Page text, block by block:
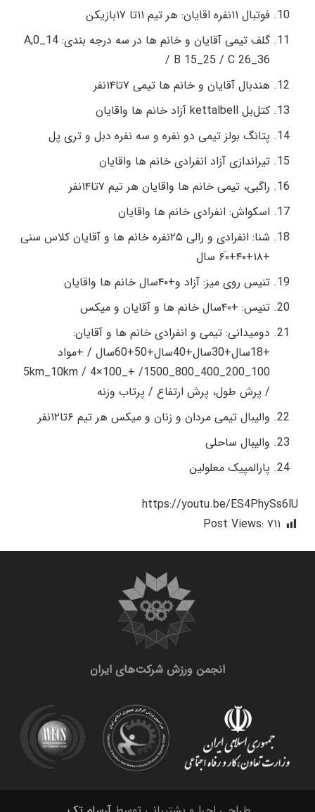
فوتبال ۱۱نفره اقایان: هر تیم ۱۱تا ۱۷بازیکن
گلف تیمی آقایان و خانم ها در سه درجه بندی: A,0_14
/ B 15_25 / C 26_36
هندبال آقایان و خانم ها تیمی ۷تا۱۴نفر
کتل‌بل kettalbell آزاد خانم ها واقایان
پتانگ بولز تیمی دو نفره و سه نفره دبل و تری پل
تیراندازی آزاد انفرادی خانم ها واقایان
راگبی، تیمی خانم ها واقایان هر تیم ۷تا۱۴نفر
اسکواش: انفرادی خانم ها واقایان
شنا: انفرادی و رالی ۲۵نفره خانم ها و آقایان کلاس سنی
+۱۸+۴۰+۶۰َ سال
تنیس روی میز: آزاد و+۴۰سال خانم ها واقایان
تنیس: +۴۰سال خانم ها و آقایان و میکس
دومیدانی: تیمی و انفرادی خانم ها و آقایان:
+18سال+30سال+40سال+50+60سال / +مواد
100_200_400_800_1500/ +_5km_10km / 4×100
/ پرش طول، پرش ارتفاع / پرتاب وزنه
والیبال تیمی مردان و زنان و میکس هر تیم ۶تا۱۲نفر
والیبال ساحلی
پارالمپیک معلولین
https://youtu.be/ES4PhySs6lU
Post Views: ۷۱۱
انجمن ورزش شرکت‌های ایران